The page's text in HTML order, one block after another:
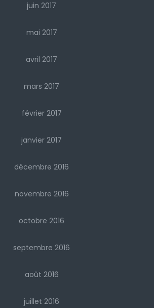
juin 2017
mai 2017
avril 2017
mars 2017
février 2017
janvier 2017
décembre 2016
novembre 2016
octobre 2016
septembre 2016
août 2016
juillet 2016